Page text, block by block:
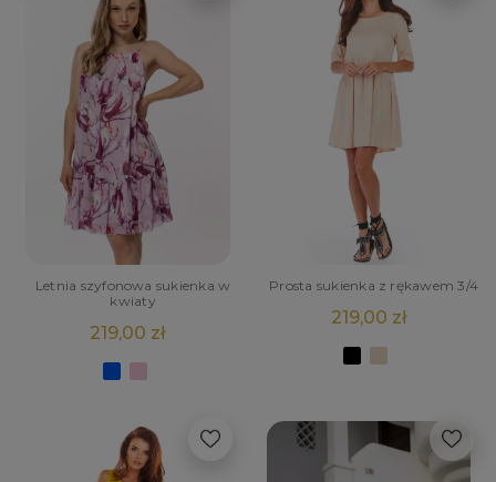
Letnia szyfonowa sukienka w
kwiaty
219,00 zł
Prosta sukienka z rękawem 3/4
219,00 zł